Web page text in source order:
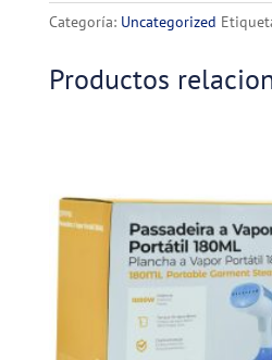
Categoría: Uncategorized
Productos